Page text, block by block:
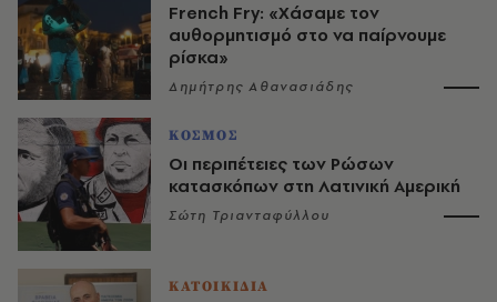
French Fry: «Χάσαμε τον
αυθορμητισμό στο να παίρνουμε
ρίσκα»
Δημήτρης Αθανασιάδης
ΚΟΣΜΟΣ
Οι περιπέτειες των Ρώσων
κατασκόπων στη Λατινική Αμερική
Σώτη Τριανταφύλλου
ΚΑΤΟΙΚΙΔΙΑ